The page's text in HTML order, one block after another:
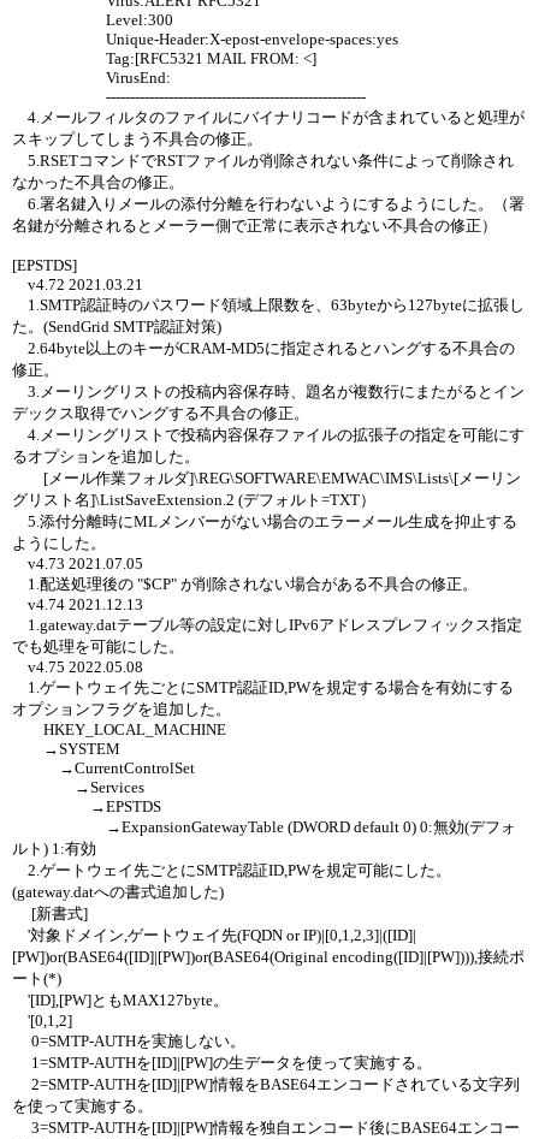
Level:300
Unique-Header:X-epost-envelope-spaces:yes
Tag:[RFC5321 MAIL FROM: <]
VirusEnd:
------------------------------------------------------
4.メールフィルタのファイルにバイナリコードが含まれていると処理が
スキップしてしまう不具合の修正。
5.RSETコマンドでRSTファイルが削除されない条件によって削除され
なかった不具合の修正。
6.署名鍵入りメールの添付分離を行わないようにするようにした。（署
名鍵が分離されるとメーラー側で正常に表示されない不具合の修正）
[EPSTDS]
v4.72 2021.03.21
1.SMTP認証時のパスワード領域上限数を、63byteから127byteに拡張し
た。(SendGrid SMTP認証対策)
2.64byte以上のキーがCRAM-MD5に指定されるとハングする不具合の
修正。
3.メーリングリストの投稿内容保存時、題名が複数行にまたがるとイン
デックス取得でハングする不具合の修正。
4.メーリングリストで投稿内容保存ファイルの拡張子の指定を可能にす
るオプションを追加した。
[メール作業フォルダ]\REG\SOFTWARE\EMWAC\IMS\Lists\[メーリン
グリスト名]\ListSaveExtension.2 (デフォルト=TXT）
5.添付分離時にMLメンバーがない場合のエラーメール生成を抑止する
ようにした。
v4.73 2021.07.05
1.配送処理後の "$CP" が削除されない場合がある不具合の修正。
v4.74 2021.12.13
1.gateway.datテーブル等の設定に対しIPv6アドレスプレフィックス指定
でも処理を可能にした。
v4.75 2022.05.08
1.ゲートウェイ先ごとにSMTP認証ID,PWを規定する場合を有効にする
オプションフラグを追加した。
HKEY_LOCAL_MACHINE
→SYSTEM
→CurrentControlSet
→Services
→EPSTDS
→ExpansionGatewayTable (DWORD default 0) 0:無効(デフォ
ルト) 1:有効
2.ゲートウェイ先ごとにSMTP認証ID,PWを規定可能にした。
(gateway.datへの書式追加した)
[新書式]
'対象ドメイン,ゲートウェイ先(FQDN or IP)|[0,1,2,3]|([ID]|
[PW])or(BASE64([ID]|[PW])or(BASE64(Original encoding([ID]|[PW]))),接続ポ
ート(*)
'[ID],[PW]ともMAX127byte。
'[0,1,2]
0=SMTP-AUTHを実施しない。
1=SMTP-AUTHを[ID]|[PW]の生データを使って実施する。
2=SMTP-AUTHを[ID]|[PW]情報をBASE64エンコードされている文字列
を使って実施する。
3=SMTP-AUTHを[ID]|[PW]情報を独自エンコード後にBASE64エンコー